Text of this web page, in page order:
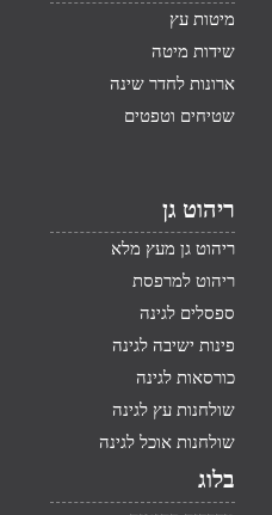
מיטות עץ
שידות מיטה
ארונות לחדר שינה
שטיחים וטפטים
ריהוט גן
ריהוט גן מעץ מלא
ריהוט למרפסת
ספסלים לגינה
פינות ישיבה לגינה
כורסאות לגינה
שולחנות עץ לגינה
שולחנות אוכל לגינה
בלוג